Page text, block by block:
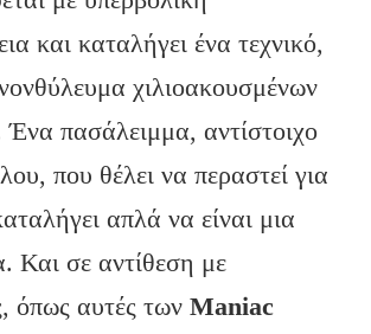
και καταλήγει ένα τεχνικό,
χιλιοακουσμένων
πασάλειμμα, αντίστοιχο
που θέλει να περαστεί για
απλά να είναι μια
Και σε αντίθεση με
όπως αυτές των Maniac